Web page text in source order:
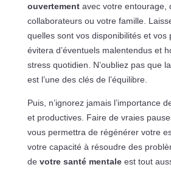
ouvertementavec votre entourage,
collaborateurs ou votre famille.
quelles sont vos disponibilités et vos
évitera d’éventuels malentendus et
stress quotidien. N’oubliez pas que
est l’une des clés de l’équilibre.
Puis, n’ignorez jamais l’importance
et productives. Faire de vraies
vous permettra de régénérer votre
votre capacité à résoudre des
de votre santé mentaleest tout